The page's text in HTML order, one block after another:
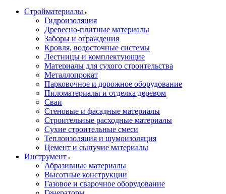
Стройматериалы
Гидроизоляция
Древесно-плитные материалы
Заборы и ограждения
Кровля, водосточные системы
Лестницы и комплектующие
Материалы для сухого строительства
Металлопрокат
Парковочное и дорожное оборудование
Пиломатериалы и отделка деревом
Сваи
Стеновые и фасадные материалы
Строительные расходные материалы
Сухие строительные смеси
Теплоизоляция и шумоизоляция
Цемент и сыпучие материалы
Инструмент
Абразивные материалы
Высотные конструкции
Газовое и сварочное оборудование